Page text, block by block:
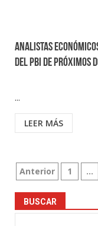
Analistas
del PBI de próximos
...
LEER MÁS
Paginación
de
entradas
Anterior 1 …
BUSCAR